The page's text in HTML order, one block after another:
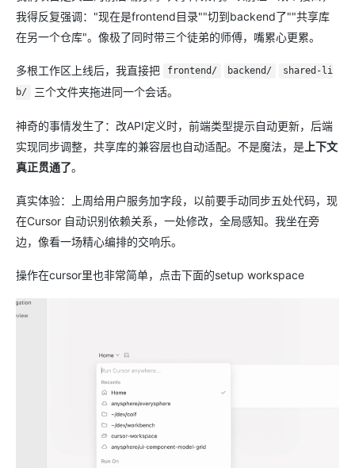
我得反复强调："现在是frontend目录""切到backend了""共享库
在另一个仓库"。像极了同时带三个徒弟的师傅，嘴累心更累。
多根工作区上线后，我直接把 frontend/ backend/
shared-li
b/
三个文件夹拖进同一个会话。
神奇的事情发生了：改API定义时，前端类型提示自动更新，后端
实现同步调整，共享库的兼容层也自动适配。不是魔法，是 上下文
真正贯通了。
真实体验：上周给用户服务加字段，以前要手动同步五处代码，现
在Cursor 自动识别依赖关系，一处修改，全局感知。我坐在旁
边，像看一场精心编排的交响乐。
操作在cursor里也非常简单，点击下面的setup workspace